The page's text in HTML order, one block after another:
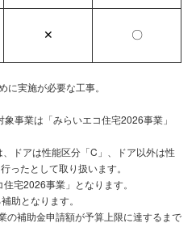
✕ 〇
実施が必要な工事。
事業は「みらいエコ住宅2026事業」
ドアは性能区分「C」、ドア以外は性
ったとして取り扱います。
宅2026事業」となります。
助となります。
の補助金申請額が予算上限に達するまで